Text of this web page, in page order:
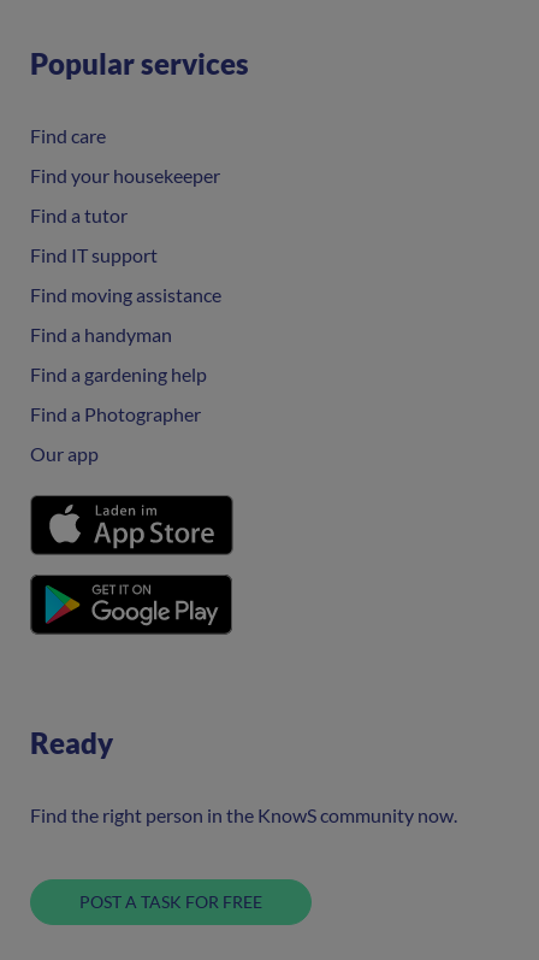
Popular services
Find care
Find your housekeeper
Find a tutor
Find IT support
Find moving assistance
Find a handyman
Find a gardening help
Find a Photographer
Our app
Ready
Find the right person in the KnowS community now.
POST A TASK FOR FREE